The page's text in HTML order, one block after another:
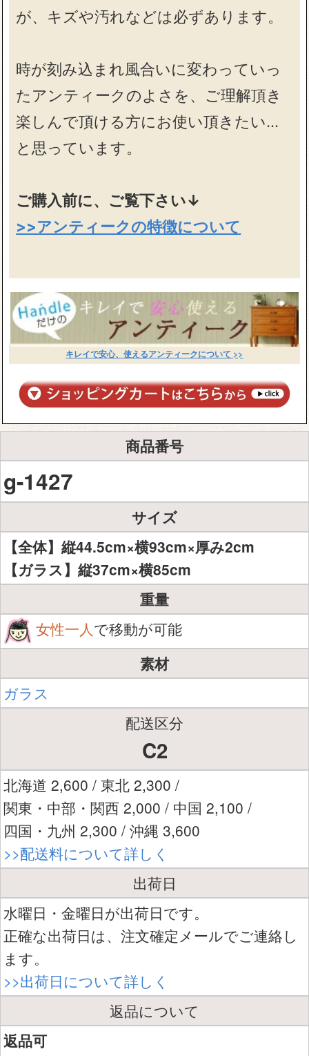
が、キズや汚れなどは必ずあります。
時が刻み込まれ風合いに変わっていっ
たアンティークのよさを、ご理解頂き
楽しんで頂ける方にお使い頂きたい…
と思っています。
ご購入前に、ご覧下さい↓
>>アンティークの特徴について
キレイで安心、使えるアンティークについて >>
商品番号
g-1427
サイズ
【全体】縦44.5cm×横93cm×厚み2cm
【ガラス】縦37cm×横85cm
重量
女性一人で移動が可能
素材
ガラス
配送区分
C2
北海道 2,600 / 東北 2,300 /
関東・中部・関西 2,000 / 中国 2,100 /
四国・九州 2,300 / 沖縄 3,600
>>配送料について詳しく
出荷日
水曜日・金曜日が出荷日です。
正確な出荷日は、注文確定メールでご連絡し
ます。
>>出荷日について詳しく
返品について
返品可